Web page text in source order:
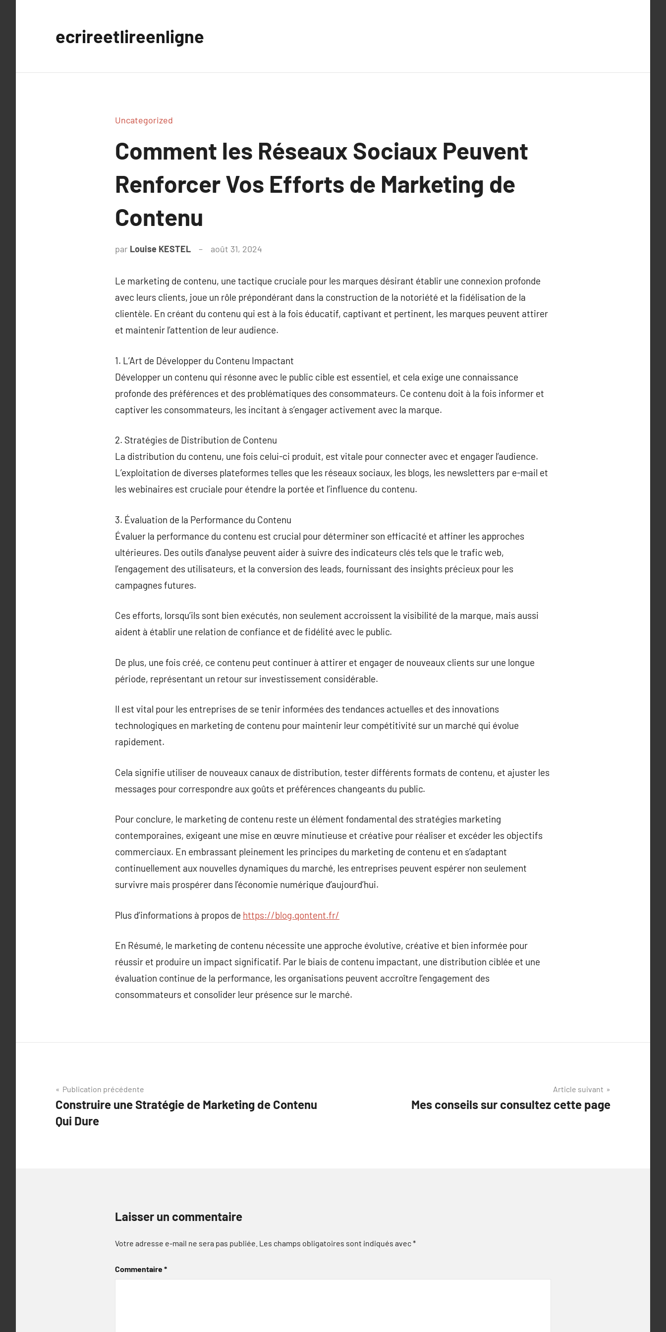
ecrireetlireenligne
Uncategorized
Comment les Réseaux Sociaux Peuvent
Renforcer Vos Efforts de Marketing de
Contenu
par Louise KESTEL août 31, 2024
Le marketing de contenu, une tactique cruciale pour les marques désirant établir une connexion profonde
avec leurs clients, joue un rôle prépondérant dans la construction de la notoriété et la fidélisation de la
clientèle. En créant du contenu qui est à la fois éducatif, captivant et pertinent, les marques peuvent attirer
et maintenir l’attention de leur audience.
1. L’Art de Développer du Contenu Impactant
Développer un contenu qui résonne avec le public cible est essentiel, et cela exige une connaissance
profonde des préférences et des problématiques des consommateurs. Ce contenu doit à la fois informer et
captiver les consommateurs, les incitant à s’engager activement avec la marque.
2. Stratégies de Distribution de Contenu
La distribution du contenu, une fois celui-ci produit, est vitale pour connecter avec et engager l’audience.
L’exploitation de diverses plateformes telles que les réseaux sociaux, les blogs, les newsletters par e-mail et
les webinaires est cruciale pour étendre la portée et l’influence du contenu.
3. Évaluation de la Performance du Contenu
Évaluer la performance du contenu est crucial pour déterminer son efficacité et affiner les approches
ultérieures. Des outils d’analyse peuvent aider à suivre des indicateurs clés tels que le trafic web,
l’engagement des utilisateurs, et la conversion des leads, fournissant des insights précieux pour les
campagnes futures.
Ces efforts, lorsqu’ils sont bien exécutés, non seulement accroissent la visibilité de la marque, mais aussi
aident à établir une relation de confiance et de fidélité avec le public.
De plus, une fois créé, ce contenu peut continuer à attirer et engager de nouveaux clients sur une longue
période, représentant un retour sur investissement considérable.
Il est vital pour les entreprises de se tenir informées des tendances actuelles et des innovations
technologiques en marketing de contenu pour maintenir leur compétitivité sur un marché qui évolue
rapidement.
Cela signifie utiliser de nouveaux canaux de distribution, tester différents formats de contenu, et ajuster les
messages pour correspondre aux goûts et préférences changeants du public.
Pour conclure, le marketing de contenu reste un élément fondamental des stratégies marketing
contemporaines, exigeant une mise en œuvre minutieuse et créative pour réaliser et excéder les objectifs
commerciaux. En embrassant pleinement les principes du marketing de contenu et en s’adaptant
continuellement aux nouvelles dynamiques du marché, les entreprises peuvent espérer non seulement
survivre mais prospérer dans l’économie numérique d’aujourd’hui.
Plus d’informations à propos de https://blog.qontent.fr/
En Résumé, le marketing de contenu nécessite une approche évolutive, créative et bien informée pour
réussir et produire un impact significatif. Par le biais de contenu impactant, une distribution ciblée et une
évaluation continue de la performance, les organisations peuvent accroître l’engagement des
consommateurs et consolider leur présence sur le marché.
Navigation
de
l’article
Publication précédente
Construire une Stratégie de Marketing de Contenu
Qui Dure
Article suivant
Mes conseils sur consultez cette page
Laisser un commentaire
Votre adresse e-mail ne sera pas publiée. Les champs obligatoires sont indiqués avec*
Commentaire*